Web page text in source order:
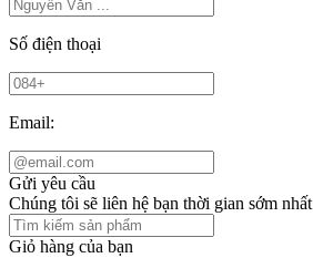
Số điện thoại
Email:
Gửi yêu cầu
Chúng tôi sẽ liên hệ bạn thời gian sớm nhất
Giỏ hàng của bạn